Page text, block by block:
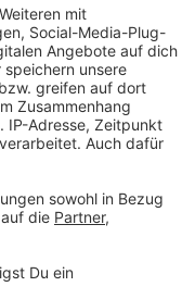
morgen Programm
rund um
Skate-